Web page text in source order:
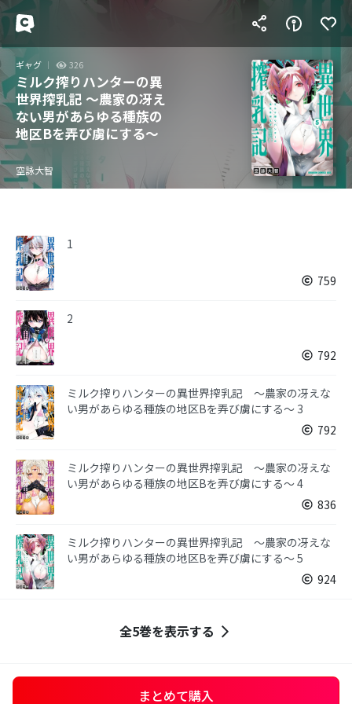
ギャグ 326
ミルク搾りハンターの異
世界搾乳記 ～農家の冴え
ない男があらゆる種族の
地区Bを弄び虜にする～
空詠大智
1
759
2
792
ミルク搾りハンターの異世界搾乳記 〜農家の冴えな
い男があらゆる種族の地区Bを弄び虜にする〜 3
792
ミルク搾りハンターの異世界搾乳記 〜農家の冴えな
い男があらゆる種族の地区Bを弄び虜にする〜 4
836
ミルク搾りハンターの異世界搾乳記 〜農家の冴えな
い男があらゆる種族の地区Bを弄び虜にする〜 5
924
全5巻を表示する
まとめて購入